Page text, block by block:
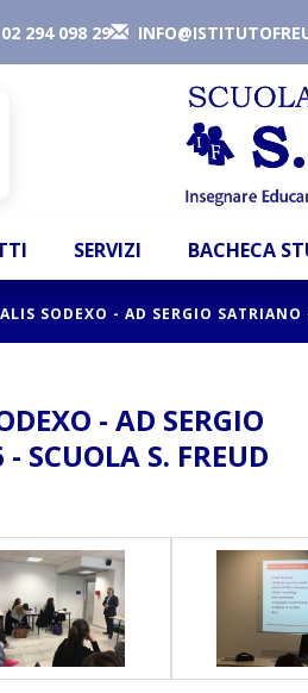
02 294 098 29
SERVIZI BACHECA
SODEXO - AD SERGIO
- AD SERGIO
S. FREUD